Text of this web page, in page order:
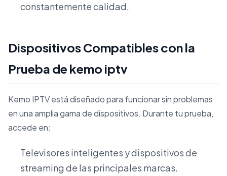
constantemente calidad.
Dispositivos Compatibles con la
Prueba de kemo iptv
Kemo IPTV está diseñado para funcionar sin problemas
en una amplia gama de dispositivos. Durante tu prueba,
accede en:
Televisores inteligentes y dispositivos de
streaming de las principales marcas.